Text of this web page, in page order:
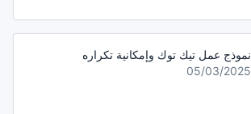
نموذج عمل تيك توك وإمكانية تكراره
05/03/2025